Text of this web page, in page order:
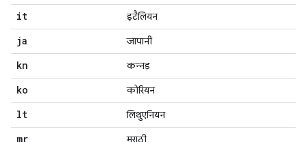
it इटैलियन
ja जापानी
kn कन्नड़
ko कोरियन
lt लिथुएनियन
mr मराठी